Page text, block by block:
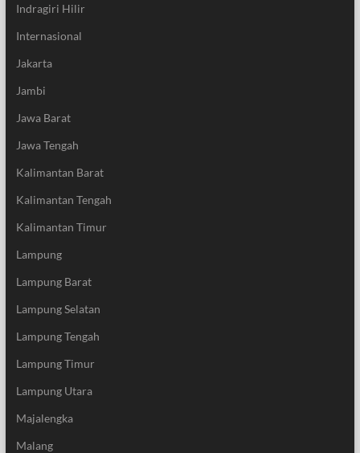
Indragiri Hilir
Internasional
Jakarta
Jambi
Jawa Barat
Jawa Tengah
Kalimantan Barat
Kalimantan Tengah
Kalimantan Timur
Lampung
Lampung Barat
Lampung Selatan
Lampung Tengah
Lampung Timur
Lampung Utara
Majalengka
Malang